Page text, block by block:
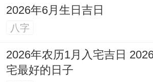
2026年6月生日吉日
八字
2026年农历1月入宅吉日
宅最好的日子